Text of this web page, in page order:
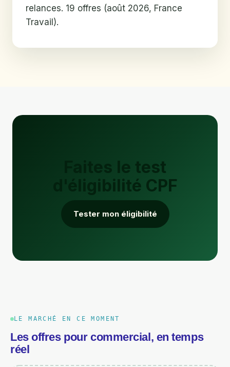
relances. 19 offres (août 2026, France
Travail).
Faites le test
d'éligibilité CPF
Tester mon éligibilité
LE MARCHÉ EN CE MOMENT
Les offres pour commercial, en temps
réel